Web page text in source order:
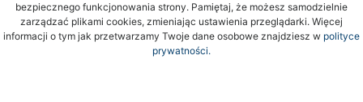
bezpiecznego funkcjonowania strony. Pamiętaj, że możesz samodzielnie
zarządzać plikami cookies, zmieniając ustawienia przeglądarki. Więcej
informacji o tym jak przetwarzamy Twoje dane osobowe znajdziesz w polityce
prywatności.